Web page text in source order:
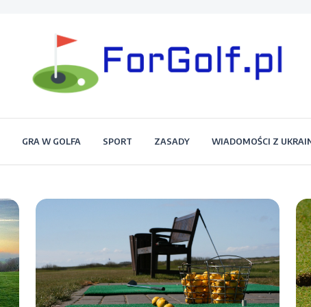
Forgolf.pl
GRA W GOLFA SPORT ZASADY WIADOMOŚCI Z